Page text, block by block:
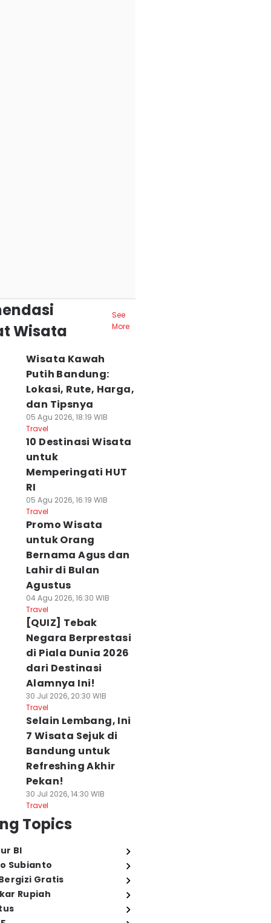
Wisata
See
More
Wisata Kawah
Putih Bandung:
Lokasi, Rute, Harga,
dan Tipsnya
05 Agu 2026, 18:19 WIB
Travel
10 Destinasi Wisata
untuk
Memperingati HUT
RI
05 Agu 2026, 16:19 WIB
Travel
Promo Wisata
untuk Orang
Bernama Agus dan
Lahir di Bulan
Agustus
04 Agu 2026, 16:30 WIB
Travel
[QUIZ] Tebak
Negara Berprestasi
di Piala Dunia 2026
dari Destinasi
Alamnya Ini!
30 Jul 2026, 20:30 WIB
Travel
Selain Lembang, Ini
7 Wisata Sejuk di
Bandung untuk
Refreshing Akhir
Pekan!
30 Jul 2026, 14:30 WIB
Travel
Topics
BI
Subianto
Gratis
Rupiah